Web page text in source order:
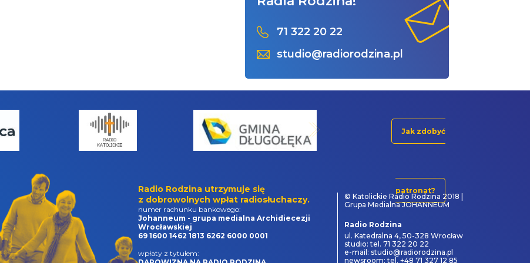
71 322 20 22
studio@radiorodzina.pl
Jak zdobyć
patronat?
Radio Rodzina utrzymuje się
z dobrowolnych wpłat radiosłuchaczy.
numer rachunku bankowego:
Johanneum - grupa medialna Archidiecezji
Wrocławskiej
69 1600 1462 1813 6262 6000 0001
wpłaty z tytułem:
© Katolickie Radio Rodzina 2018 |
Grupa Medialna JOHANNEUM
Radio Rodzina
ul. Katedralna 4, 50-328 Wrocław
studio: tel. 71 322 20 22
e-mail: studio@radiorodzina.pl
newsroom: tel. +48 71 327 12 85